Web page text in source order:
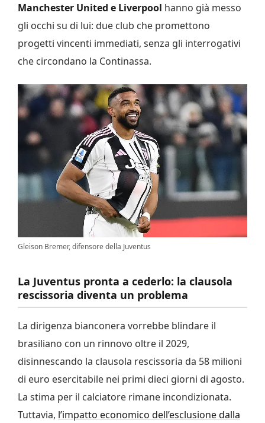
Manchester United e Liverpool hanno già messo
gli occhi su di lui: due club che promettono
progetti vincenti immediati, senza gli interrogativi
che circondano la Continassa.
Gleison Bremer, difensore della Juventus
La Juventus pronta a cederlo: la clausola
rescissoria diventa un problema
La dirigenza bianconera vorrebbe blindare il
brasiliano con un rinnovo oltre il 2029,
disinnescando la clausola rescissoria da 58 milioni
di euro esercitabile nei primi dieci giorni di agosto.
La stima per il calciatore rimane incondizionata.
Tuttavia, l’impatto economico dell’esclusione dalla